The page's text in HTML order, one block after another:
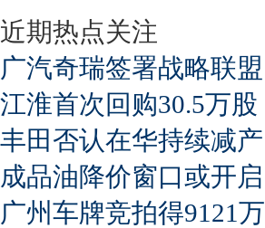
近期热点关注
广汽奇瑞签署战略联盟
江淮首次回购30.5万股
丰田否认在华持续减产
成品油降价窗口或开启
广州车牌竞拍得9121万